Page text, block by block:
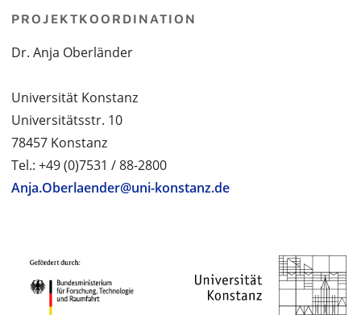
PROJEKTKOORDINATION
Dr. Anja Oberländer
Universität Konstanz
Universitätsstr. 10
78457 Konstanz
Tel.: +49 (0)7531 / 88-2800
Anja.Oberlaender@uni-konstanz.de